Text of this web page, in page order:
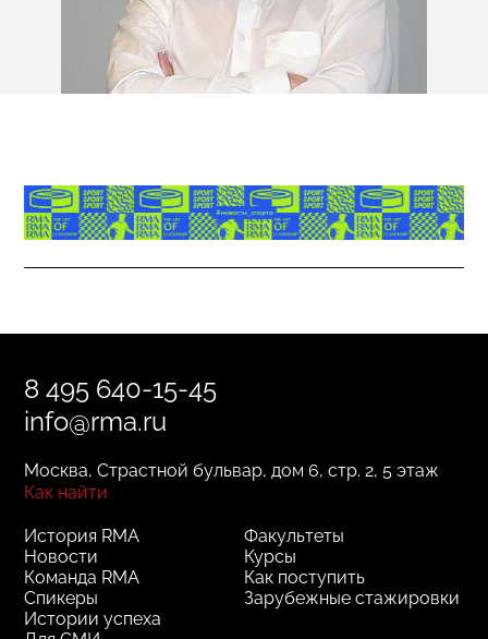
8 495 640-15-45
info@rma.ru
Москва, Страстной бульвар, дом 6, стр. 2, 5 этаж
Как найти
Факультеты
Курсы
Как поступить
Зарубежные стажировки
История RMA
Новости
Команда RMA
Спикеры
Истории успеха